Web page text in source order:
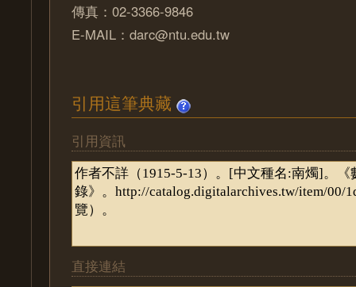
傳真：02-3366-9846
E-MAIL：darc@ntu.edu.tw
引用這筆典藏
引用資訊
直接連結